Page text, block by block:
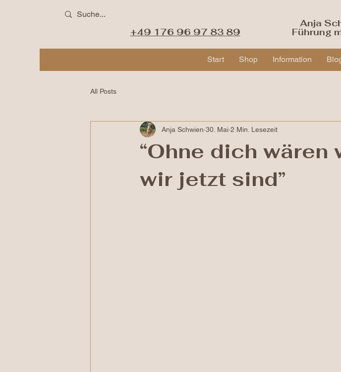
Anja
Führung
Start Shop Information
+49 176 96 97 83 89
All Posts
“Ohne dich wären
wir jetzt sind”
Anja Schwien 30. Mai 2 Min. Lesezeit